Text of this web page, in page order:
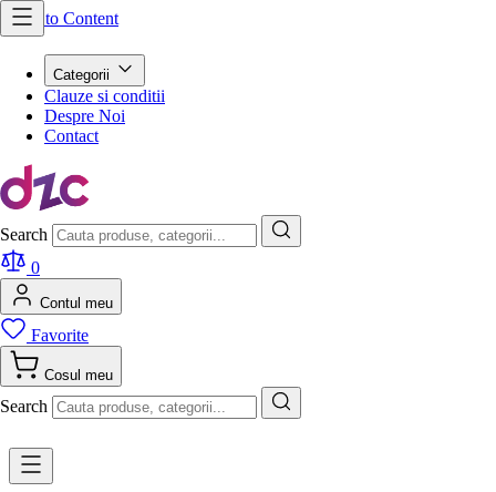
Skip to Content
Categorii
Clauze si conditii
Despre Noi
Contact
Search
0
Contul meu
Favorite
Cosul meu
Search